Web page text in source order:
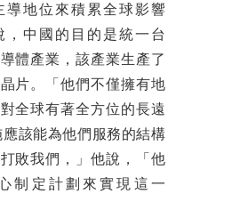
導地位來積累全球影響
，中國的目的是統一台
體產業，該產業生產了
片。「他們不僅擁有地
全球有著全方位的長遠
該能為他們服務的結構
敗我們，」他說，「他
制定計劃來實現這一